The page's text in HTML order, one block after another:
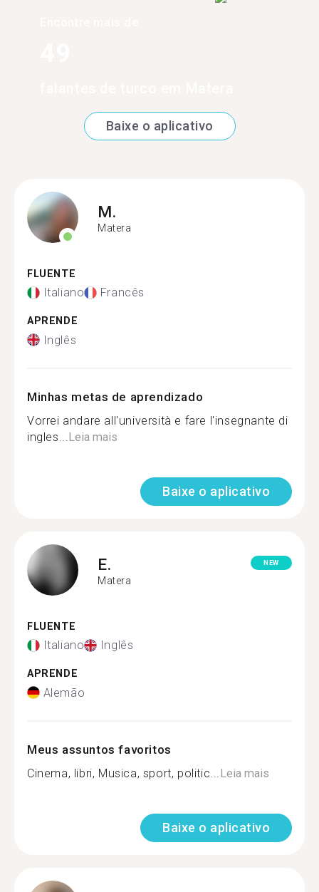
Baixe o aplicativo
M.
Matera
FLUENTE
Italiano Francês
APRENDE
Inglês
Minhas metas de aprendizado
Vorrei andare all'università e fare l'insegnante di
ingles... Leia mais
Baixe o aplicativo
E.
Matera
NEW
FLUENTE
Italiano Inglês
APRENDE
Alemão
Meus assuntos favoritos
Cinema, libri, Musica, sport, politic... Leia mais
Baixe o aplicativo